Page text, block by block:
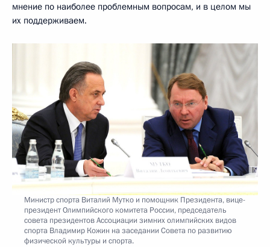
мнение по наиболее проблемным вопросам, и в целом мы
их поддерживаем.
Министр спорта Виталий Мутко и помощник Президента, вице-
президент Олимпийского комитета России, председатель
совета президентов Ассоциации зимних олимпийских видов
спорта Владимир Кожин на заседании Совета по развитию
физической культуры и спорта.